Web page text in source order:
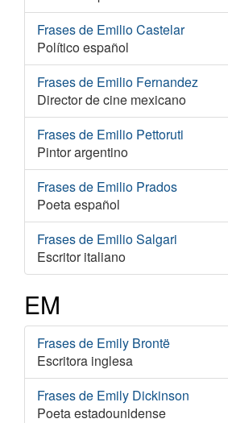
Frases de Emilio Castelar
Político español
Frases de Emilio Fernandez
Director de cine mexicano
Frases de Emilio Pettoruti
Pintor argentino
Frases de Emilio Prados
Poeta español
Frases de Emilio Salgari
Escritor italiano
EM
Frases de Emily Brontë
Escritora inglesa
Frases de Emily Dickinson
Poeta estadounidense